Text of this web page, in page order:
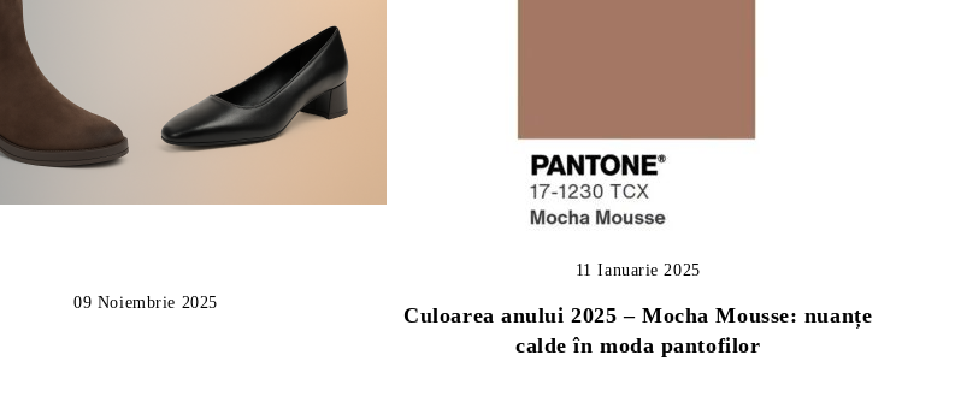
09 Noiembrie 2025
Culoarea anului 2025 – Mocha Mousse: nuanțe
calde în moda pantofilor
11 Ianuarie 2025